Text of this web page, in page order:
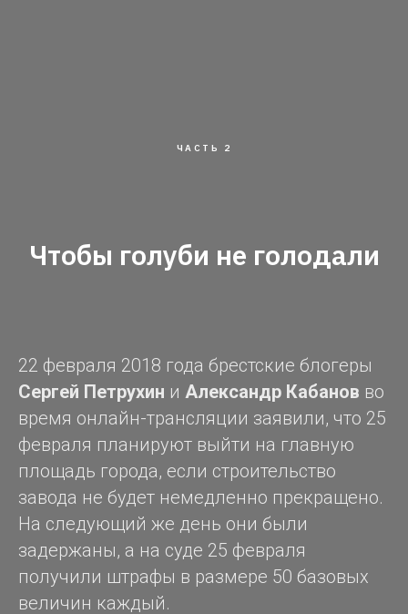
ЧАСТЬ 2
Чтобы голуби не голодали
22 февраля 2018 года брестские блогеры
Сергей Петрухин и Александр Кабанов во
время онлайн-трансляции заявили, что 25
февраля планируют выйти на главную
площадь города, если строительство
завода не будет немедленно прекращено.
На следующий же день они были
задержаны, а на суде 25 февраля
получили штрафы в размере 50 базовых
величин каждый.